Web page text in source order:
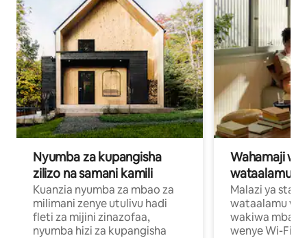
Nyumba za kupangisha
zilizo na samani kamili
Kuanzia nyumba za mbao za
milimani zenye utulivu hadi
fleti za mijini zinazofaa,
nyumba hizi za kupangisha
Wahamaji
wataalamu
Malazi ya
wataalamu
wakiwa mbali
wenye Wi-Fi